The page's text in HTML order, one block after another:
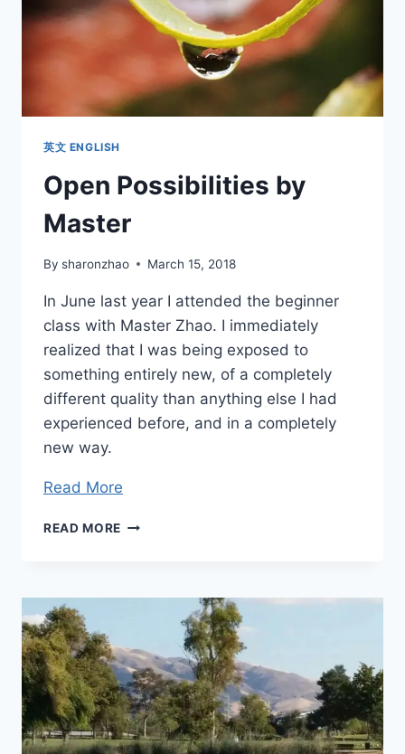
學
叉
英文 ENGLISH
Open Possibilities by
Master
By sharonzhao March 15, 2018
In June last year I attended the beginner
class with Master Zhao. I immediately
realized that I was being exposed to
something entirely new, of a completely
different quality than anything else I had
experienced before, and in a completely
new way.
Read More
READ MORE OPEN